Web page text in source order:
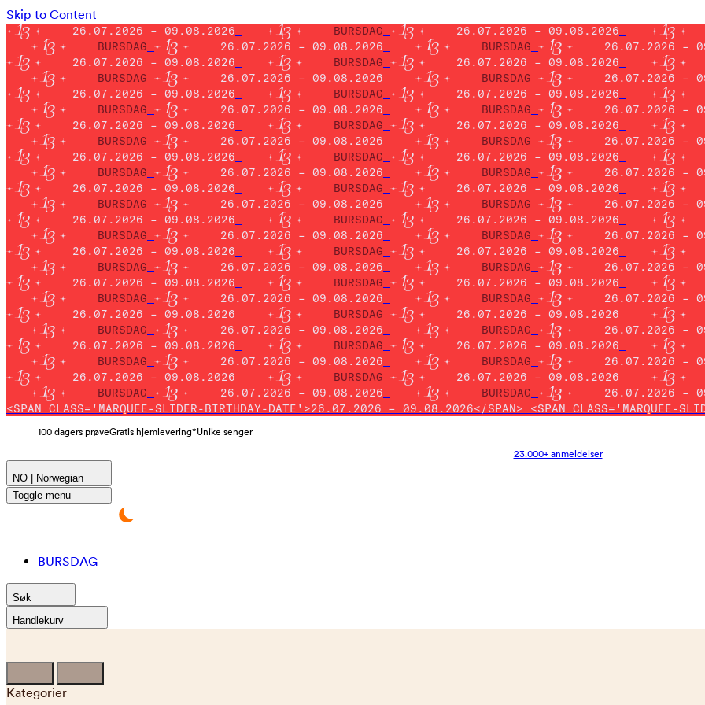
Skip to Content
26.07.2026 – 09.08.2026 BURSDAG
26.07.2026 – 09.08.2026
BURSDAG
26.07.2026 – 09.08.2026 BURSDAG
26.07.2026 –
26.07.2026 – 09.08.2026
BURSDAG
26.07.2026 – 09.08.2026
BURSDAG
26.07.2026 – 09.08.2026 BURSDAG
26.07.2026 –
26.07.2026 – 09.08.2026
BURSDAG
26.07.2026 – 09.08.2026
BURSDAG
26.07.2026 – 09.08.2026 BURSDAG
26.07.2026 –
26.07.2026 – 09.08.2026
BURSDAG
26.07.2026 – 09.08.2026
BURSDAG
26.07.2026 – 09.08.2026 BURSDAG
26.07.2026 –
26.07.2026 – 09.08.2026
BURSDAG
26.07.2026 – 09.08.2026
BURSDAG
26.07.2026 – 09.08.2026 BURSDAG
26.07.2026 –
26.07.2026 – 09.08.2026
BURSDAG
26.07.2026 – 09.08.2026
BURSDAG
26.07.2026 – 09.08.2026 BURSDAG
26.07.2026 –
26.07.2026 – 09.08.2026
BURSDAG
26.07.2026 – 09.08.2026
BURSDAG
26.07.2026 – 09.08.2026 BURSDAG
26.07.2026 –
26.07.2026 – 09.08.2026
BURSDAG
26.07.2026 – 09.08.2026
BURSDAG
26.07.2026 – 09.08.2026 BURSDAG
26.07.2026 –
26.07.2026 – 09.08.2026
BURSDAG
26.07.2026 – 09.08.2026
BURSDAG
26.07.2026 – 09.08.2026 BURSDAG
26.07.2026 –
26.07.2026 – 09.08.2026
BURSDAG
26.07.2026 – 09.08.2026
BURSDAG
26.07.2026 – 09.08.2026 BURSDAG
26.07.2026 –
26.07.2026 – 09.08.2026
BURSDAG
26.07.2026 – 09.08.2026
BURSDAG
26.07.2026 – 09.08.2026 BURSDAG
26.07.2026 –
26.07.2026 – 09.08.2026
BURSDAG
26.07.2026 – 09.08.2026
BURSDAG
26.07.2026 – 09.08.2026 BURSDAG
26.07.2026 –
<SPAN CLASS='MARQUEE-SLIDER-BIRTHDAY-DATE'>26.07.2026 – 09.08.2026</SPAN> <SPAN CLASS='MARQUEE-
100 dagers prøveGratis hjemlevering*Unike senger
23.000+ anmeldelser
NO | Norwegian
Toggle menu
BURSDAG
Søk
Handlekurv
Kategorier